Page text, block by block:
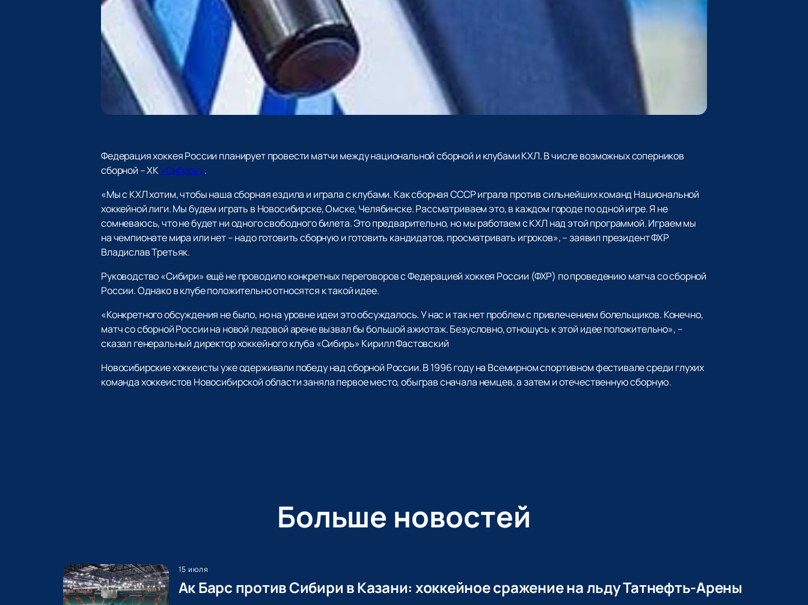
Федерация хоккея России планирует провести матчи между национальной сборной и клубами КХЛ. В числе возможных соперников
сборной – ХК«Сибирь».
«Мы с КХЛ хотим, чтобы наша сборная ездила и играла с клубами. Как сборная СССР играла против сильнейших команд Национальной
хоккейной лиги. Мы будем играть в Новосибирске, Омске, Челябинске. Рассматриваем это, в каждом городе по одной игре. Я не
сомневаюсь, что не будет ни одного свободного билета. Это предварительно, но мы работаем с КХЛ над этой программой. Играем мы
на чемпионате мира или нет – надо готовить сборную и готовить кандидатов, просматривать игроков», – заявил президент ФХР
Владислав Третьяк.
Руководство «Сибири» ещё не проводило конкретных переговоров с Федерацией хоккея России (ФХР) по проведению матча со сборной
России. Однако в клубе положительно относятся к такой идее.
«Конкретного обсуждения не было, но на уровне идеи это обсуждалось. У нас и так нет проблем с привлечением болельщиков. Конечно,
матч со сборной России на новой ледовой арене вызвал бы большой ажиотаж. Безусловно, отношусь к этой идее положительно», –
сказал генеральный директор хоккейного клуба «Сибирь» Кирилл Фастовский
Новосибирские хоккеисты уже одерживали победу над сборной России. В 1996 году на Всемирном спортивном фестивале среди глухих
команда хоккеистов Новосибирской области заняла первое место, обыграв сначала немцев, а затем и отечественную сборную.
Больше новостей
15 июля
Ак Барс против Сибири в Казани: хоккейное сражение на льду Татнефть-Арены